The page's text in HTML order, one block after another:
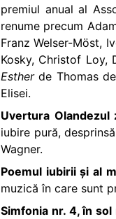
premiul anual al
renume precum
Franz Welser-Möst,
Kosky, Christof Loy,
Estherde Thomas
Elisei.
Uvertura Olandezul
iubire pură,
Wagner.
Poemul iubirii și al
muzică în care sunt
Simfonia nr. 4, în sol